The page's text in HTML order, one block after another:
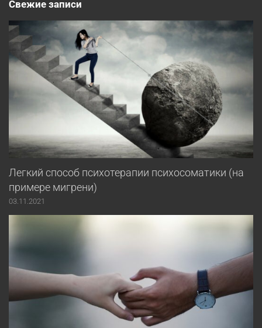
Свежие записи
Легкий способ психотерапии психосоматики (на
примере мигрени)
03.11.2021